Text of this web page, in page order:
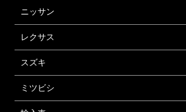
ニッサン
レクサス
スズキ
ミツビシ